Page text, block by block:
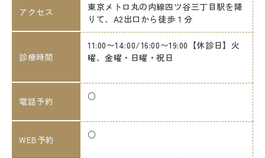
アクセス
東京メトロ丸の内線四ツ谷三丁目駅を降
りて、A2出口から徒歩１分
診療時間
11:00〜14:00/16:00〜19:00【休診日】火
曜、金曜・日曜・祝日
電話予約 ○
WEB予約 ○